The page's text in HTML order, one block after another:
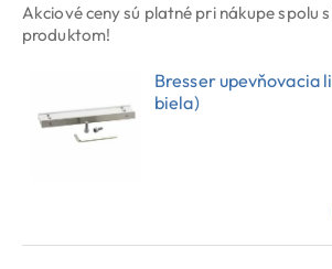
Akciové ceny sú platné pri nákupe spolu
produktom!
Bresser upevňovacia
biela)